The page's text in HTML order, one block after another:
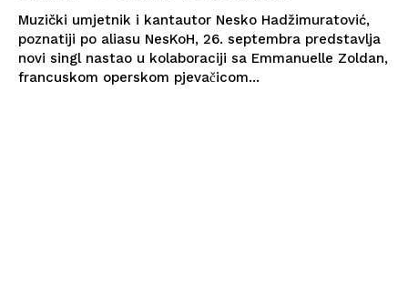
Muzički umjetnik i kantautor Nesko Hadžimuratović,
poznatiji po aliasu NesKoH, 26. septembra predstavlja
novi singl nastao u kolaboraciji sa Emmanuelle Zoldan,
francuskom operskom pjevačicom...